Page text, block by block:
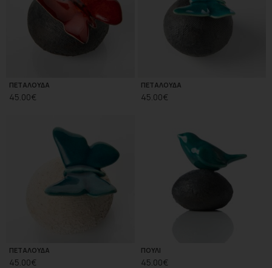
ΠΕΤΑΛΟΥΔΑ
45.00€
ΠΕΤΑΛΟΥΔΑ
45.00€
ΠΕΤΑΛΟΥΔΑ
45.00€
ΠΟΥΛΙ
45.00€